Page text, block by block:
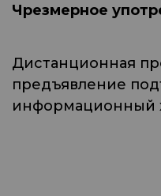
Чрезмерное
Дистанционная
предъявление
информационный